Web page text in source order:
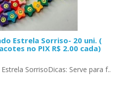
Estrela Sorriso- 20 uni. (
no PIX R$ 2.00 cada)
SorrisoDicas: Serve para f..